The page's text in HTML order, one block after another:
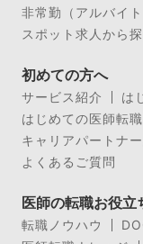
非常勤（アルバイ
スポット求人から
初めての方へ
サービス紹介
は
はじめての医師転
キャリアパートナ
よくあるご質問
医師の転職お役立
転職ノウハウ